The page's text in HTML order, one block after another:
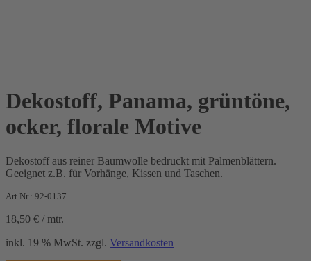
Dekostoff, Panama, grüntöne,
ocker, florale Motive
Dekostoff aus reiner Baumwolle bedruckt mit Palmenblättern.
Geeignet z.B. für Vorhänge, Kissen und Taschen.
Art.Nr.: 92-0137
18,50 € / mtr.
inkl. 19 % MwSt. zzgl. Versandkosten